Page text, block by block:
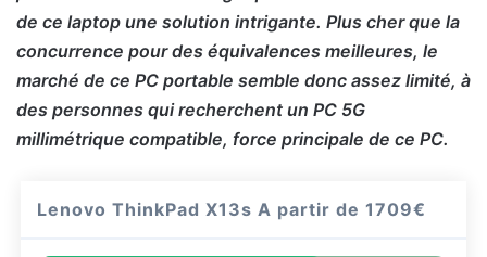
de ce laptop une solution intrigante. Plus cher que la
concurrence pour des équivalences meilleures, le
marché de ce PC portable semble donc assez limité, à
des personnes qui recherchent un PC 5G
millimétrique compatible, force principale de ce PC.
Lenovo ThinkPad X13sA partir de 1709€